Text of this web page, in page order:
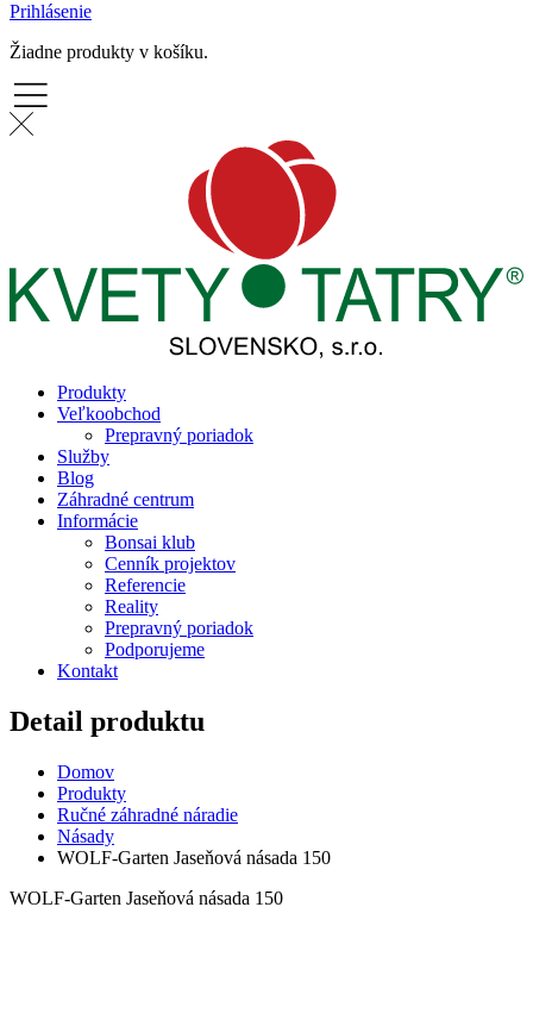
Prihlásenie
Žiadne produkty v košíku.
Produkty
Veľkoobchod
Prepravný poriadok
Služby
Blog
Záhradné centrum
Informácie
Bonsai klub
Cenník projektov
Referencie
Reality
Prepravný poriadok
Podporujeme
Kontakt
Detail produktu
Domov
Produkty
Ručné záhradné náradie
Násady
WOLF-Garten Jaseňová násada 150
WOLF-Garten Jaseňová násada 150